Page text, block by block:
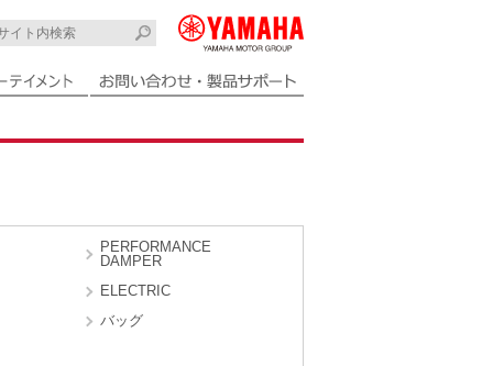
PERFORMANCE
DAMPER
ELECTRIC
バッグ